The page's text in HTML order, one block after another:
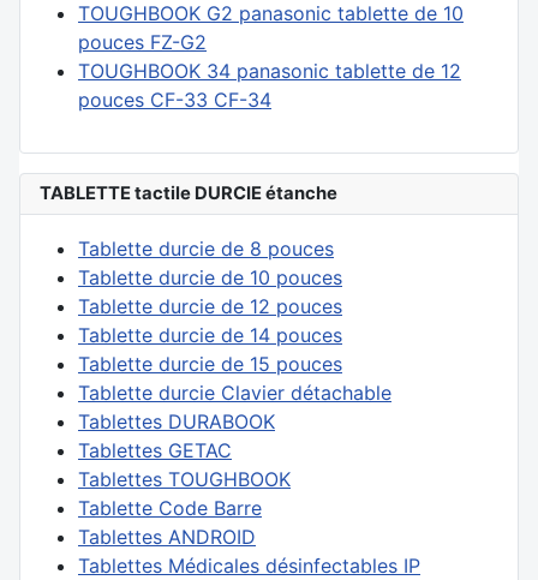
TOUGHBOOK G2 panasonic tablette de 10
pouces FZ-G2
TOUGHBOOK 34 panasonic tablette de 12
pouces CF-33 CF-34
TABLETTE tactile DURCIE étanche
Tablette durcie de 8 pouces
Tablette durcie de 10 pouces
Tablette durcie de 12 pouces
Tablette durcie de 14 pouces
Tablette durcie de 15 pouces
Tablette durcie Clavier détachable
Tablettes DURABOOK
Tablettes GETAC
Tablettes TOUGHBOOK
Tablette Code Barre
Tablettes ANDROID
Tablettes Médicales désinfectables IP